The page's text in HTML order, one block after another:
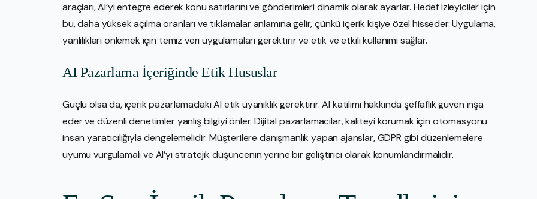
araçları, AI’yi entegre ederek konu satırlarını ve gönderimleri dinamik olarak ayarlar. Hedef izleyiciler için
bu, daha yüksek açılma oranları ve tıklamalar anlamına gelir, çünkü içerik kişiye özel hisseder. Uygulama,
yanlılıkları önlemek için temiz veri uygulamaları gerektirir ve etik ve etkili kullanımı sağlar.
AI Pazarlama İçeriğinde Etik Hususlar
Güçlü olsa da, içerik pazarlamadaki AI etik uyanıklık gerektirir. AI katılımı hakkında şeffaflık güven inşa
eder ve düzenli denetimler yanlış bilgiyi önler. Dijital pazarlamacılar, kaliteyi korumak için otomasyonu
insan yaratıcılığıyla dengelemelidir. Müşterilere danışmanlık yapan ajanslar, GDPR gibi düzenlemelere
uyumu vurgulamalı ve AI’yi stratejik düşüncenin yerine bir geliştirici olarak konumlandırmalıdır.